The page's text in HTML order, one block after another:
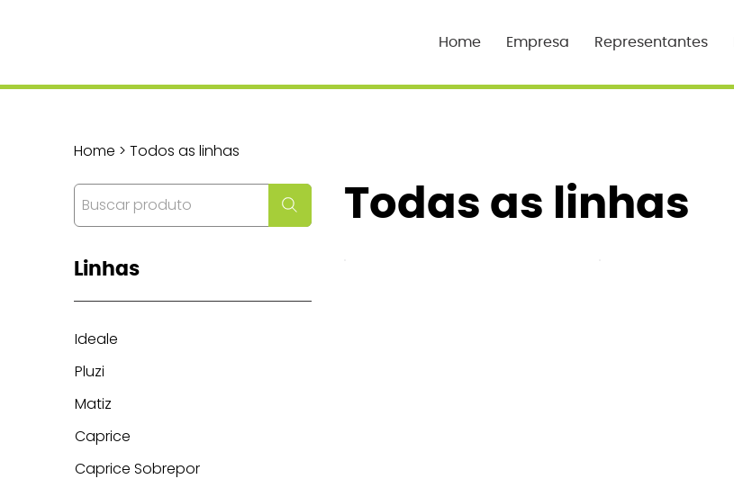
Home Empresa Representantes
Todas as linhas
Home > Todos as linhas
Ideale
Pluzi
Matiz
Caprice
Caprice Sobrepor
Linhas